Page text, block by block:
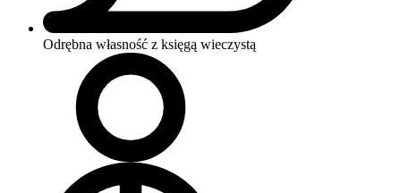
Odrębna własność z księgą wieczystą